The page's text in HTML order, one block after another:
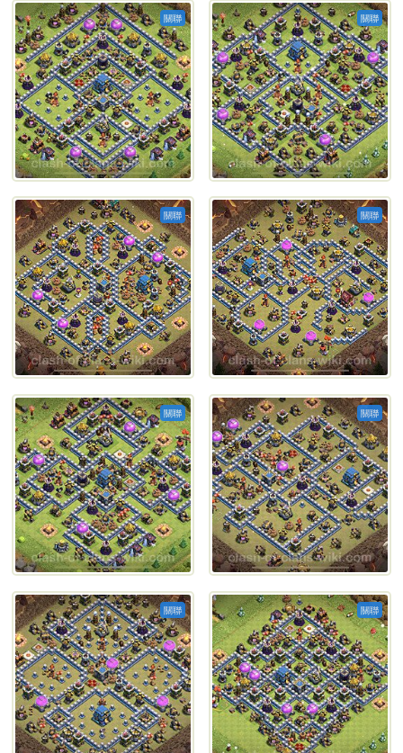
關聯 關聯
關聯 關聯
關聯 關聯
關聯 關聯